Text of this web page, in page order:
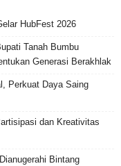
HubFest 2026
Tanah Bumbu
Generasi Berakhlak
Perkuat Daya Saing
dan Kreativitas
Bintang